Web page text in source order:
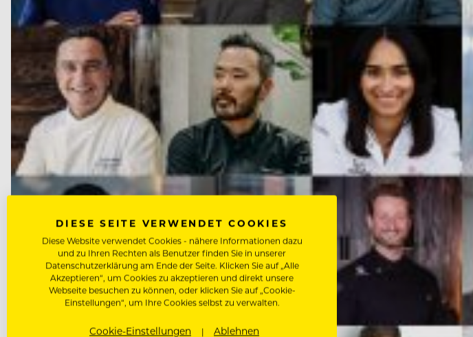
DIESE SEITE VERWENDET COOKIES
Diese Website verwendet Cookies - nähere Informationen dazu
und zu Ihren Rechten als Benutzer finden Sie in unserer
Datenschutzerklärung am Ende der Seite. Klicken Sie auf „Alle
Akzeptieren“, um Cookies zu akzeptieren und direkt unsere
Webseite besuchen zu können, oder klicken Sie auf „Cookie-
Einstellungen“, um Ihre Cookies selbst zu verwalten.
Cookie-Einstellungen Ablehnen